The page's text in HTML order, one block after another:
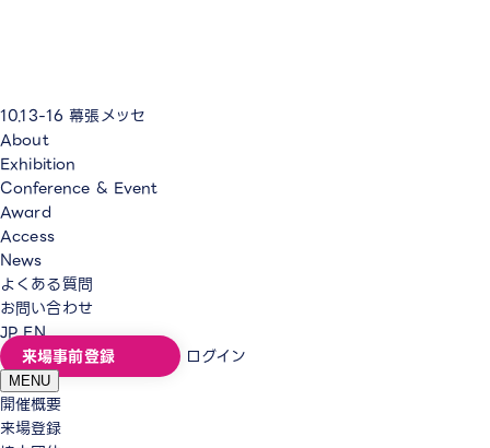
10.13-16 幕張メッセ
About
Exhibition
Conference & Event
Award
Access
News
よくある質問
お問い合わせ
JP EN
来場事前登録
ログイン
MENU
開催概要
来場登録